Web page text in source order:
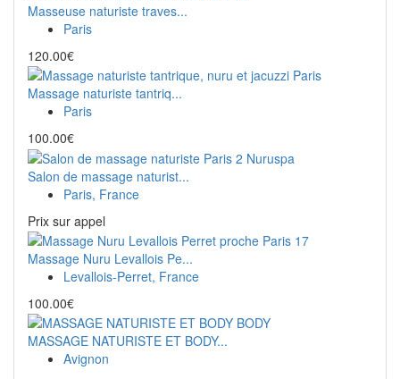
Masseuse naturiste traves...
Paris
120.00€
Massage naturiste tantriq...
Paris
100.00€
Salon de massage naturist...
Paris, France
Prix ​​sur appel
Massage Nuru Levallois Pe...
Levallois-Perret, France
100.00€
MASSAGE NATURISTE ET BODY...
Avignon